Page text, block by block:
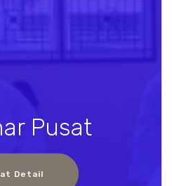
Pusat
Detail